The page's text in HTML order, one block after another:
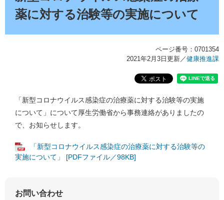
薬に対する治験等の実施について
ページ番号：0701354
2021年2月3日更新／健康推進課
「新型コロナウイルス感染症の治療薬に対する治験等の実施
について」について厚生労働省から事務連絡がありましたの
で、お知らせします。
「新型コロナウイルス感染症の治療薬に対する治験等の
実施について」 [PDFファイル／98KB]
お問い合わせ